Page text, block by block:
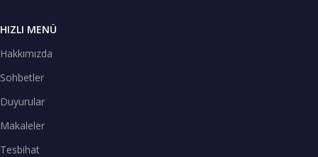
HIZLI MENÜ
Hakkımızda
Sohbetler
Duyurular
Makaleler
Tesbihat